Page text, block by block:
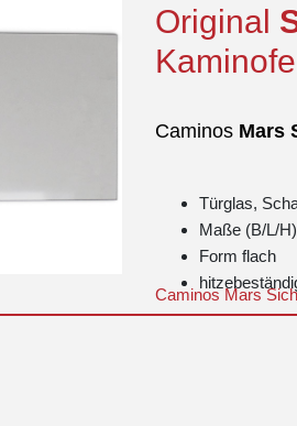
Original
Caminos Mars
Türglas,
Maße (B/L/
Form flach
Caminos Mars